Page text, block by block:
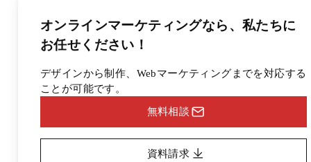
オンラインマーケティングなら、 私たちに
お任せください！
デザインから制作、Webマーケティングまでを対応する
ことが可能です。
無料相談
資料請求